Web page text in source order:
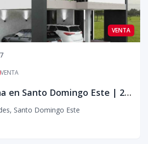
VENTA
VENTA
Casa Moderna en Santo Domingo Este | 200 m² | US$190K – Espacios que Sí Valen la Pena
, Santo Domingo Este